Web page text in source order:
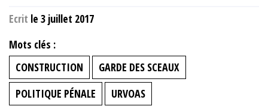
Ecrit le 3 juillet 2017
Mots clés :
CONSTRUCTION
GARDE DES SCEAUX
POLITIQUE PÉNALE
URVOAS